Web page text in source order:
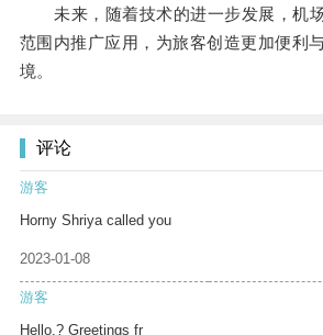
未来，随着技术的进一步发展，机
范围内推广应用，为旅客创造更加便利
境。
评论
游客
Horny Shriya called you
2023-01-08
游客
Hello,? Greetings fr